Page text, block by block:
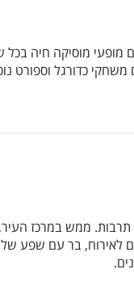
מוסיקה חיה
כדורגל וספורט
ממש במרכז העיר,
לאירוח, בר עם שפע